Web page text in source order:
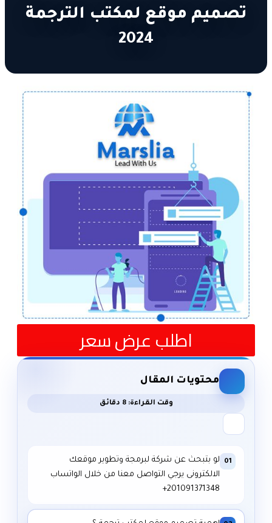
تصميم موقع لمكتب الترجمة
2024
اطلب عرض سعر
محتويات المقال
وقت القراءة: 8 دقائق
01
لو بتبحث عن شركة لبرمجة وتطوير موقعك
الالكترونى يرجي التواصل معنا من خلال الواتساب